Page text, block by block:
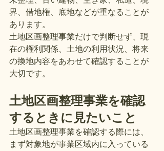
界、借地権、底地などが重なることが
あります。
土地区画整理事業だけで判断せず、現
在の権利関係、土地の利用状況、将来
の換地内容をあわせて確認することが
大切です。
土地区画整理事業を確認
するときに見たいこと
土地区画整理事業を確認する際には、
まず対象地が事業区域内に入っている